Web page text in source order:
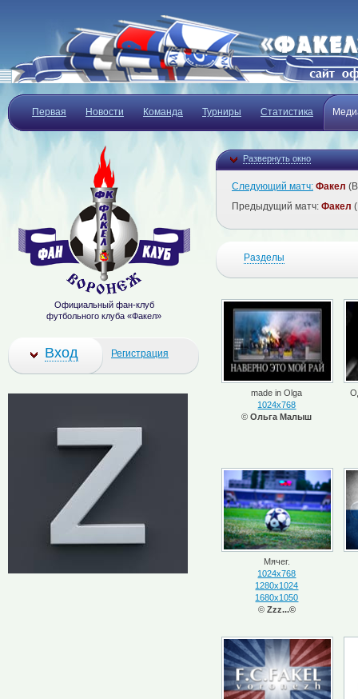
Первая Новости Команда Турниры Статистика
Развернуть окно
Следующий матч: Факел
Предыдущий матч: Факел
Разделы
made in Olga
1024x768
©Ольга Малыш
Мячег.
1024x768
1280x1024
1680x1050
© Zzz...©
Официальный фан-клуб
футбольного клуба «Факел»
Вход Регистрация